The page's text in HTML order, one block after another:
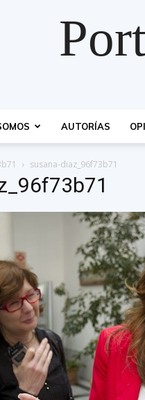
AUTORÍAS
susana-diaz_96f73b71